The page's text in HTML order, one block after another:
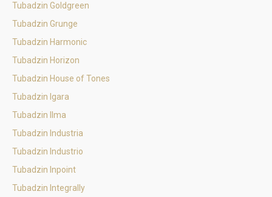
Tubadzin Goldgreen
Tubadzin Grunge
Tubadzin Harmonic
Tubadzin Horizon
Tubadzin House of Tones
Tubadzin Igara
Tubadzin Ilma
Tubadzin Industria
Tubadzin Industrio
Tubadzin Inpoint
Tubadzin Integrally